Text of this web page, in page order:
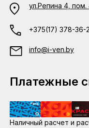
ул.Репина 4,
+375(17) 378-36-
info@i-ven.by
Платежные
Наличный расчет и